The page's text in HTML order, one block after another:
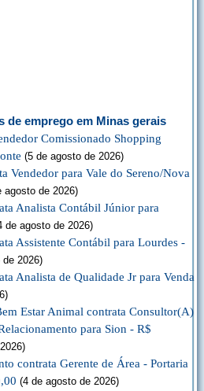
de emprego em Minas gerais
Comissionado Shopping
(5 de agosto de 2026)
Vendedor para Vale do Sereno/Nova
agosto de 2026)
Analista Contábil Júnior para
de agosto de 2026)
Assistente Contábil para Lourdes -
2026)
Analista de Qualidade Jr para Venda
Estar Animal contrata Consultor(A)
para Sion - R$
contrata Gerente de Área - Portaria
(4 de agosto de 2026)